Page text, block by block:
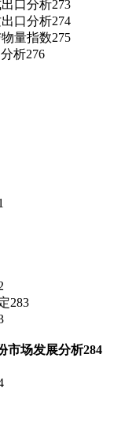
口分析273
口分析274
量指数275
析276
283
市场发展分析284